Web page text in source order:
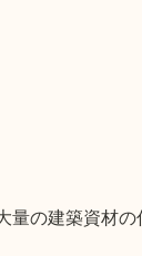
量の建築資材